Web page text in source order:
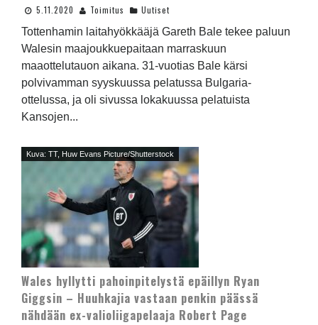
5.11.2020 Toimitus Uutiset
Tottenhamin laitahyökkääjä Gareth Bale tekee paluun
Walesin maajoukkuepaitaan marraskuun
maaottelutauon aikana. 31-vuotias Bale kärsi
polvivamman syyskuussa pelatussa Bulgaria-
ottelussa, ja oli sivussa lokakuussa pelatuista
Kansojen...
Kuva: TT, Huw Evans Picture/Shutterstock
Wales hyllytti pahoinpitelystä epäillyn Ryan
Giggsin – Huuhkajia vastaan penkin päässä
nähdään ex-valioliigapelaaja Robert Page